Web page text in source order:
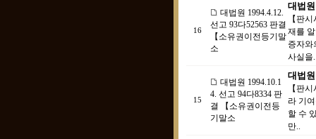
16
대법원 1994.4.12.
선고 93다52563 판결
【소유권이전등기말
소
대법
【판
재를
증자와
사실을
15
대법원 1994.10.1
4. 선고 94다8334 판
결 【소유권이전등
기말소
대법
【판
라 기
할 수
만..